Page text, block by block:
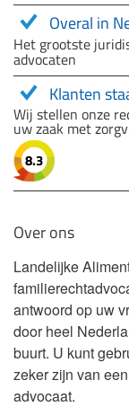
Overal in
Het grootste
advocaten
Klanten
Wij stellen onze
uw zaak met
8.3
Over ons
Landelijke
antwoord op uw
door heel
buurt. U kunt
zeker zijn van
advocaat.